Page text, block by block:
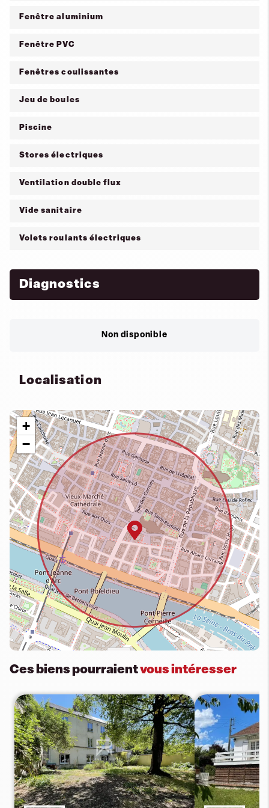
Fenêtre aluminium
Fenêtre PVC
Fenêtres coulissantes
Jeu de boules
Piscine
Stores électriques
Ventilation double flux
Vide sanitaire
Volets roulants électriques
Diagnostics
Non disponible
Localisation
+
−
Ces biens pourraientvous intéresser